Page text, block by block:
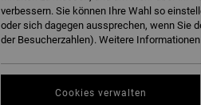
verbessern. Sie können Ihre Wahl so
oder sich dagegen aussprechen, wenn Sie
der Besucherzahlen). Weitere
Cookies verwalten